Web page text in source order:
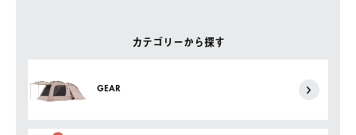
カテゴリーから探す
GEAR